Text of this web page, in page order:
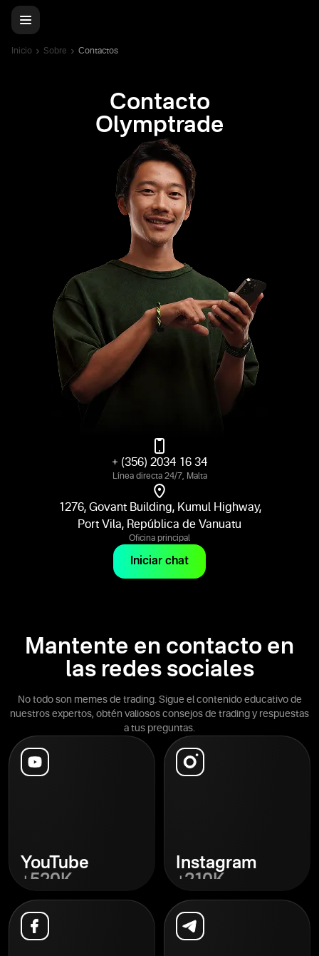
Inicio Sobre Contactos
Contacto
Olymptrade
+ (356) 2034 16 34
Línea directa 24/7, Malta
1276, Govant Building, Kumul Highway,
Port Vila, República de Vanuatu
Oficina principal
Iniciar chat
Mantente en contacto en
las redes sociales
No todo son memes de trading. Sigue el contenido educativo de
nuestros expertos, obtén valiosos consejos de trading y respuestas
a tus preguntas.
YouTube
+520K
Instagram
+210K